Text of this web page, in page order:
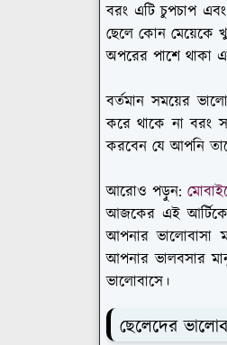
বরং এটি চুপচাপ
ছেলে কোন মেয়েকে
অপরের পাশে থাকা
বর্তমান সময়ের
করে থাকে না বরং
করবেন যে আপনি
আরোও পড়ুন:
আজকের এই
আপনার ভালোবাসা
আপনার ভালবসার
ভালোবাসে।
ছেলেদের